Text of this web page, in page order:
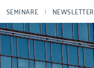
SEMINARE NEWSLETTER